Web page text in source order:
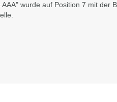
wurde auf Position 7 mit der